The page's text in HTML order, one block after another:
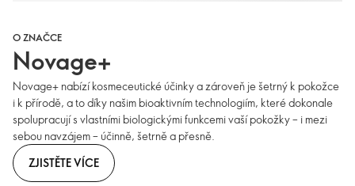
O ZNAČCE
Novage+
Novage+ nabízí kosmeceutické účinky a zároveň je šetrný k pokožce
i k přírodě, a to díky našim bioaktivním technologiím, které dokonale
spolupracují s vlastními biologickými funkcemi vaší pokožky – i mezi
sebou navzájem – účinně, šetrně a přesně.
ZJISTĚTE VÍCE